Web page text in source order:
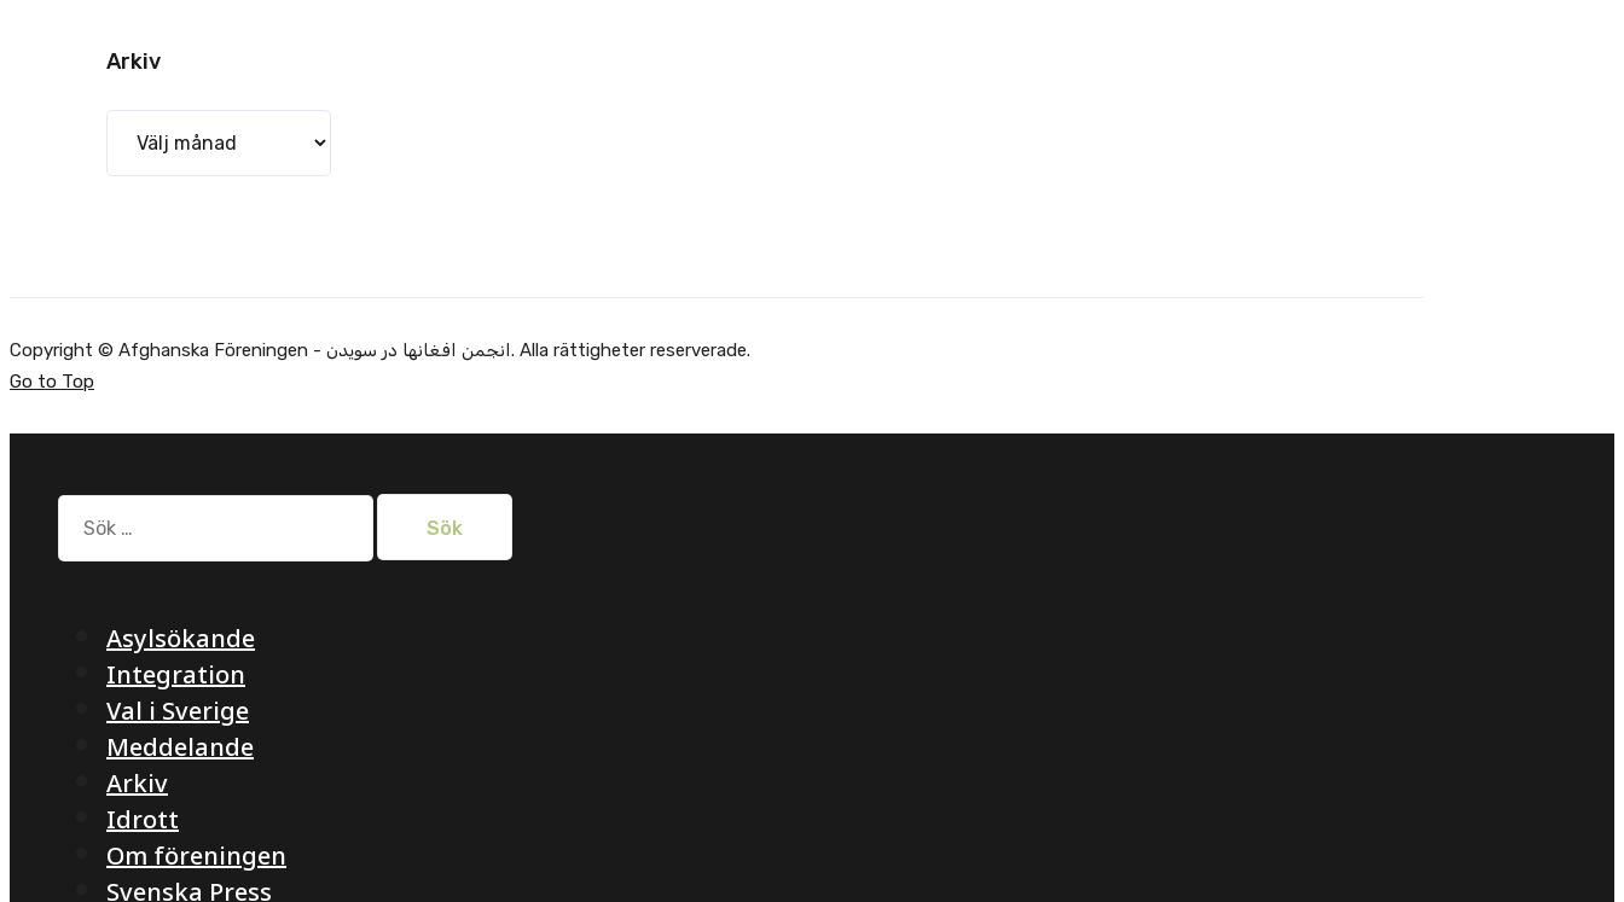
Arkiv
Copyright © Afghanska Föreningen - انجمن افغانها در سویدن. Alla rättigheter reserverade.
Go to Top
Sök
efter:
Asylsökande
Integration
Val i Sverige
Meddelande
Arkiv
Idrott
Om föreningen